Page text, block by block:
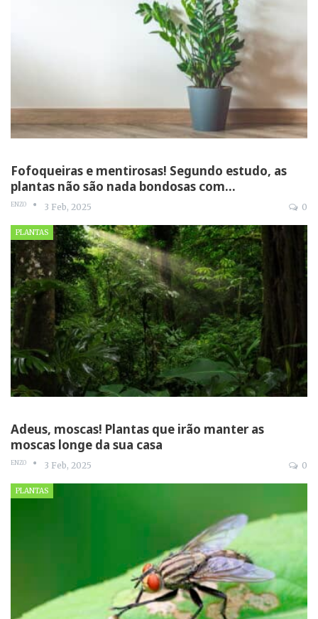
Fofoqueiras e mentirosas! Segundo estudo, as
plantas não são nada bondosas com…
ENZO 3 Feb, 2025 0
PLANTAS
Adeus, moscas! Plantas que irão manter as
moscas longe da sua casa
ENZO 3 Feb, 2025 0
PLANTAS